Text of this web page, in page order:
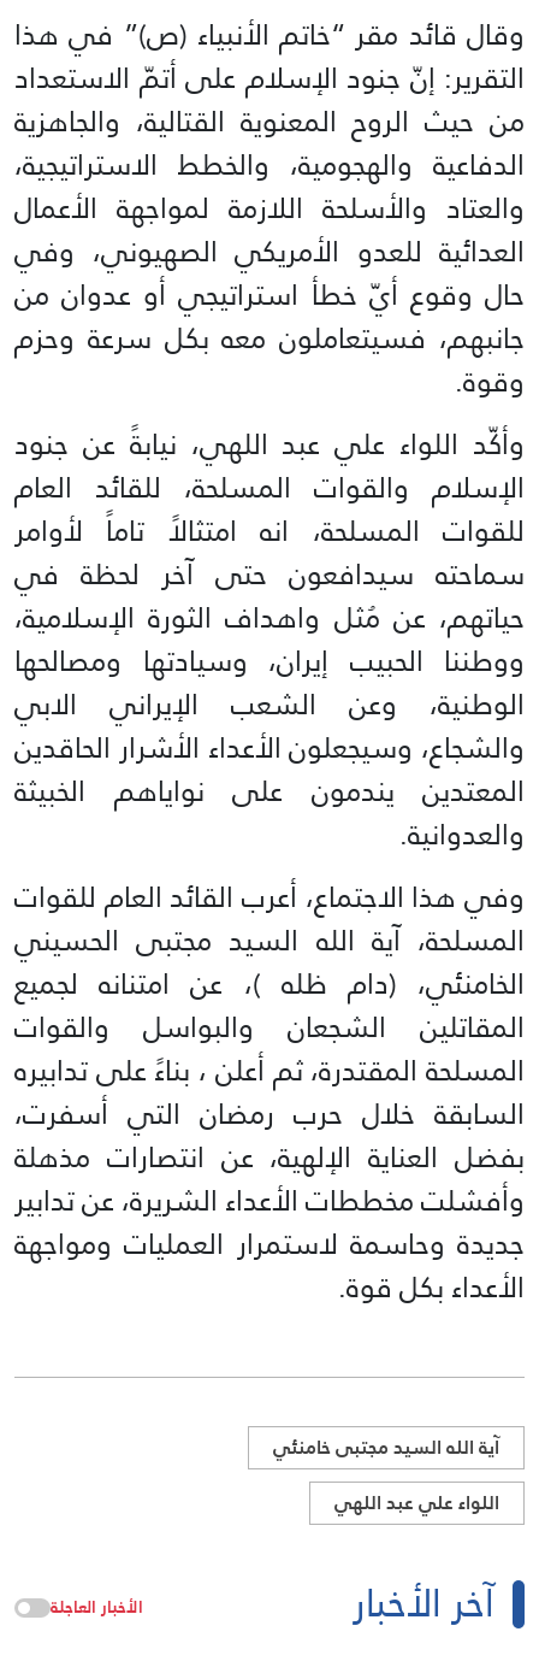
وقال قائد مقر “خاتم الأنبياء (ص)” في هذا
التقرير: إنّ جنود الإسلام على أتمّ الاستعداد
من حيث الروح المعنوية القتالية، والجاهزية
الدفاعية والهجومية، والخطط الاستراتيجية،
والعتاد والأسلحة اللازمة لمواجهة الأعمال
العدائية للعدو الأمريكي الصهيوني، وفي
حال وقوع أيّ خطأ استراتيجي أو عدوان من
جانبهم، فسيتعاملون معه بكل سرعة وحزم
وقوة.
وأكّد اللواء علي عبد اللهي، نيابةً عن جنود
الإسلام والقوات المسلحة، للقائد العام
للقوات المسلحة، انه امتثالاً تاماً لأوامر
سماحته سيدافعون حتى آخر لحظة في
حياتهم، عن مُثل واهداف الثورة الإسلامية،
ووطننا الحبيب إيران، وسيادتها ومصالحها
الوطنية، وعن الشعب الإيراني الابي
والشجاع، وسيجعلون الأعداء الأشرار الحاقدين
المعتدين يندمون على نواياهم الخبيثة
والعدوانية.
وفي هذا الاجتماع، أعرب القائد العام للقوات
المسلحة، آية الله السيد مجتبى الحسيني
الخامنئي، (دام ظله )، عن امتنانه لجميع
المقاتلين الشجعان والبواسل والقوات
المسلحة المقتدرة، ثم أعلن ، بناءً على تدابيره
السابقة خلال حرب رمضان التي أسفرت،
بفضل العناية الإلهية، عن انتصارات مذهلة
وأفشلت مخططات الأعداء الشريرة، عن تدابير
جديدة وحاسمة لاستمرار العمليات ومواجهة
الأعداء بكل قوة.
آية الله السيد مجتبى خامنئي
اللواء علي عبد اللهي
آخر الأخبار الأخبار العاجلة